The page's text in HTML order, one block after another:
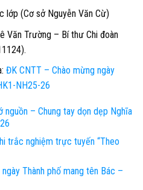
lớp (Cơ sở Nguyễn Văn Cừ)
Văn Trường – Bí thư Chi đoàn
ĐK CNTT – Chào mừng ngày
NH25-26
– Chung tay dọn dẹp Nghĩa
trắc nghiệm trực tuyến “Theo
Thành phố mang tên Bác –